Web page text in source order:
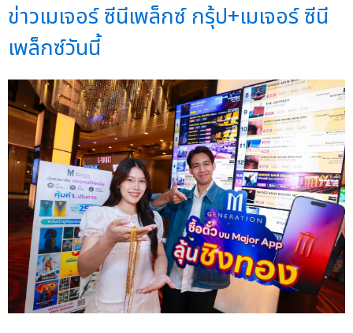
ข่าวเมเจอร์ ซีนีเพล็กซ์ กรุ้ป+เมเจอร์ ซีนี
เพล็กซ์วันนี้